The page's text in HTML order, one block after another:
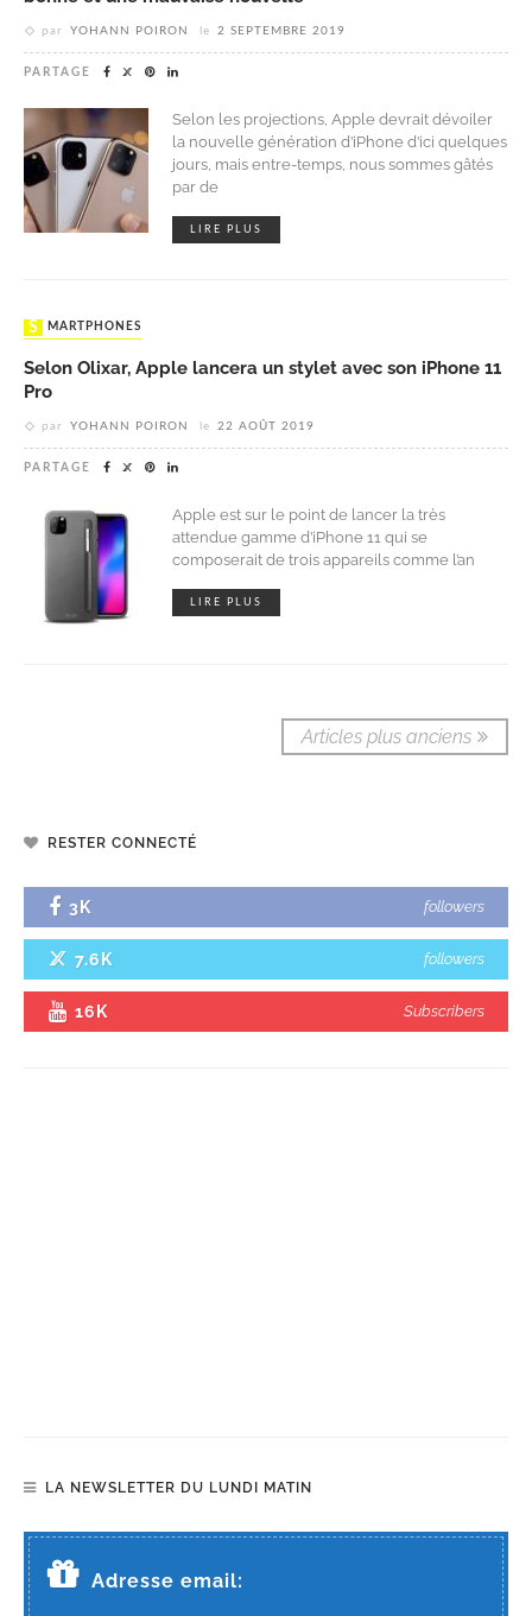
par YOHANN POIRON le 2 SEPTEMBRE 2019
PARTAGE
Selon les projections, Apple devrait dévoiler
la nouvelle génération d’iPhone d’ici quelques
jours, mais entre-temps, nous sommes gâtés
par de
LIRE PLUS
SMARTPHONES
Selon Olixar, Apple lancera un stylet avec son iPhone 11
Pro
par YOHANN POIRON le 22 AOÛT 2019
PARTAGE
Apple est sur le point de lancer la très
attendue gamme d’iPhone 11 qui se
composerait de trois appareils comme l’an
LIRE PLUS
Articles plus anciens
RESTER CONNECTÉ
3K followers
7.6K followers
16K Subscribers
LA NEWSLETTER DU LUNDI MATIN
Adresse email: